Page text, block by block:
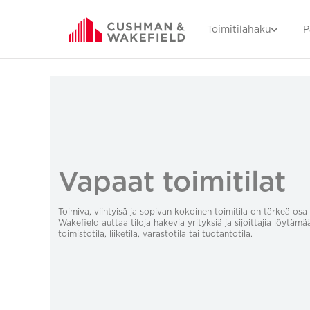
Toimitilahaku
Vapaat toimitilat
Toimiva, viihtyisä ja sopivan kokoinen toimitila on tärkeä osa
Wakefield auttaa tiloja hakevia yrityksiä ja sijoittajia
toimistotila, liiketila, varastotila tai tuotantotila.